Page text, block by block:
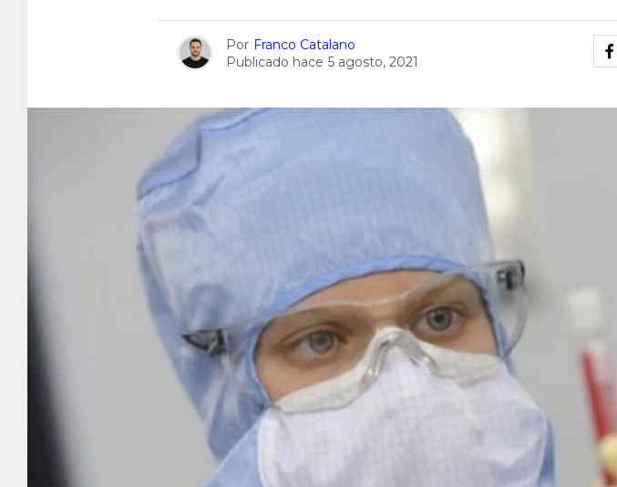
Por Franco Catalano
Publicado hace 5 agosto, 2021